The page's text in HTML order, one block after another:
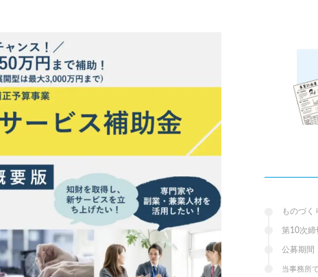
ものづく
第10次締
公募期間
当事務所